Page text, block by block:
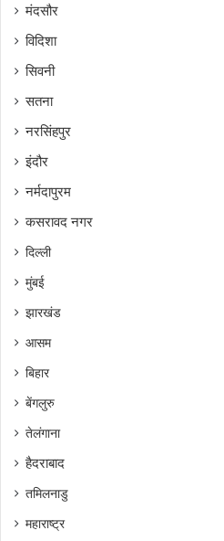
मंदसौर
विदिशा
सिवनी
सतना
नरसिंहपुर
इंदौर
नर्मदापुरम
कसरावद नगर
दिल्ली
मुंबई
झारखंड
आसम
बिहार
बेंगलुरु
तेलंगाना
हैदराबाद
तमिलनाडु
महाराष्ट्र